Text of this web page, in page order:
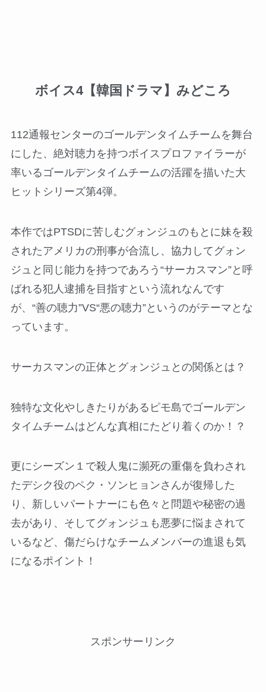
ボイス4【韓国ドラマ】みどころ
112通報センターのゴールデンタイムチームを舞台
にした、絶対聴力を持つボイスプロファイラーが
率いるゴールデンタイムチームの活躍を描いた大
ヒットシリーズ第4弾。
本作ではPTSDに苦しむグォンジュのもとに妹を殺
されたアメリカの刑事が合流し、協力してグォン
ジュと同じ能力を持つであろう“サーカスマン”と呼
ばれる犯人逮捕を目指すという流れなんです
が、“善の聴力”VS“悪の聴力”というのがテーマとな
っています。
サーカスマンの正体とグォンジュとの関係とは？
独特な文化やしきたりがあるピモ島でゴールデン
タイムチームはどんな真相にたどり着くのか！？
更にシーズン１で殺人鬼に瀕死の重傷を負わされ
たデシク役のペク・ソンヒョンさんが復帰した
り、新しいパートナーにも色々と問題や秘密の過
去があり、そしてグォンジュも悪夢に悩まされて
いるなど、傷だらけなチームメンバーの進退も気
になるポイント！
スポンサーリンク